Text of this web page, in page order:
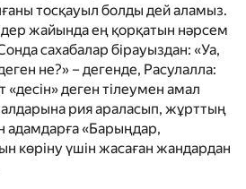
тосқауыл болды дей аламыз.
жайында ең қорқатын нәрсем
сахабалар бірауыздан: «Уа,
не?» – дегенде, Расулалла:
«десін» деген тілеумен амал
рия араласып, жұрттың
адамдарға «Барыңдар,
көріну үшін жасаған жандардан